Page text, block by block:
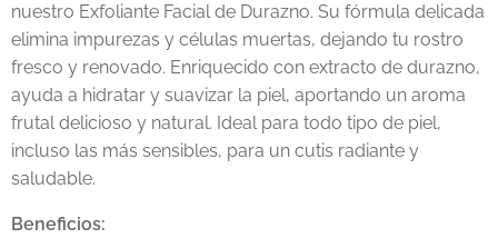
nuestro Exfoliante Facial de Durazno. Su fórmula delicada
elimina impurezas y células muertas, dejando tu rostro
fresco y renovado. Enriquecido con extracto de durazno,
ayuda a hidratar y suavizar la piel, aportando un aroma
frutal delicioso y natural. Ideal para todo tipo de piel,
incluso las más sensibles, para un cutis radiante y
saludable.
Beneficios: